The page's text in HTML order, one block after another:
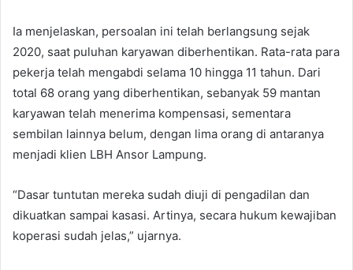
Ia menjelaskan, persoalan ini telah berlangsung sejak
2020, saat puluhan karyawan diberhentikan. Rata-rata para
pekerja telah mengabdi selama 10 hingga 11 tahun. Dari
total 68 orang yang diberhentikan, sebanyak 59 mantan
karyawan telah menerima kompensasi, sementara
sembilan lainnya belum, dengan lima orang di antaranya
menjadi klien LBH Ansor Lampung.
“Dasar tuntutan mereka sudah diuji di pengadilan dan
dikuatkan sampai kasasi. Artinya, secara hukum kewajiban
koperasi sudah jelas,” ujarnya.